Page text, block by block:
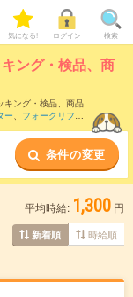
気になる! ログイン 検索
ング・検品、商
キング・検品、商品
ー、 フォークリフト
け・ピッキング・検
条件の変更
平均時給: 1,300 円
新着順 時給順